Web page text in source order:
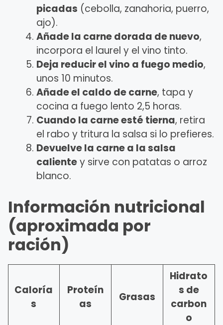
picadas (cebolla, zanahoria, puerro,
ajo).
Añade la carne dorada de nuevo,
incorpora el laurel y el vino tinto.
Deja reducir el vino a fuego medio,
unos 10 minutos.
Añade el caldo de carne, tapa y
cocina a fuego lento 2,5 horas.
Cuando la carne esté tierna, retira
el rabo y tritura la salsa si lo prefieres.
Devuelve la carne a la salsa
calientey sirve con patatas o arroz
blanco.
Información nutricional
(aproximada por
ración)
Caloría
s
Proteín
as
Grasas
Hidrato
s de
carbon
o